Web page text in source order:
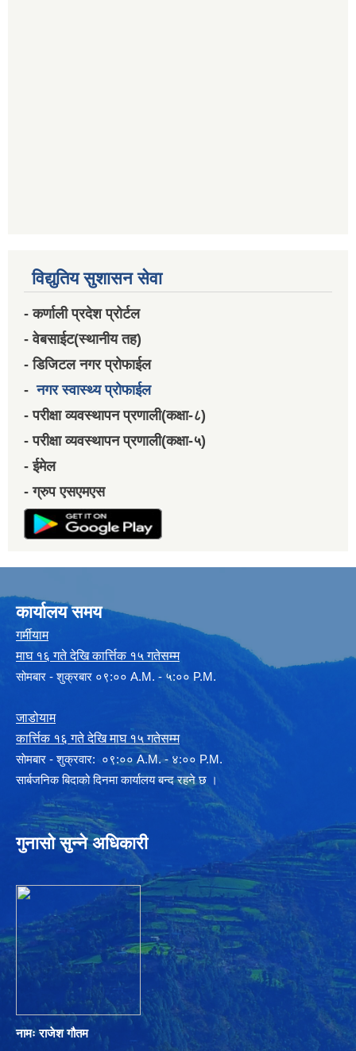
विद्युतिय सुशासन सेवा
- कर्णाली प्रदेश प्रोर्टल
- वेबसाईट(स्थानीय तह)
- डिजिटल नगर प्रोफाईल
-नगर स्वास्थ्य प्रोफाईल
- परीक्षा व्यवस्थापन प्रणाली(कक्षा-८)
- परीक्षा व्यवस्थापन प्रणाली(कक्षा-५)
- ईमेल
- ग्रुप एसएमएस
कार्यालय समय
गर्मीयाम
माघ १६ गते देखि कार्त्तिक १५ गतेसम्म
सोमबार - शुक्रबार ०९:०० A.M. - ५:०० P.M.
जाडोयाम
कार्त्तिक १६ गते देखि माघ १५ गतेसम्म
साेमबार - शुक्रवार: ०९:०० A.M. - ४:०० P.M.
सार्बजनिक बिदाको दिनमा कार्यालय बन्द रहने छ ।
गुनासो सुन्ने अधिकारी
नामः राजेश गौतम